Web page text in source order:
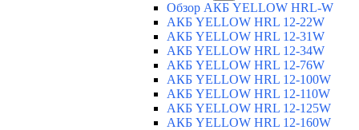
Обзор АКБ YELLOW HRL-W
АКБ YELLOW HRL 12-22W
АКБ YELLOW HRL 12-31W
АКБ YELLOW HRL 12-34W
АКБ YELLOW HRL 12-76W
АКБ YELLOW HRL 12-100W
АКБ YELLOW HRL 12-110W
АКБ YELLOW HRL 12-125W
АКБ YELLOW HRL 12-160W